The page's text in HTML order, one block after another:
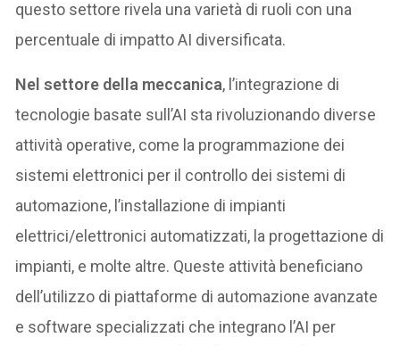
questo settore rivela una varietà di ruoli con una
percentuale di impatto AI diversificata.
Nel settore della meccanica, l’integrazione di
tecnologie basate sull’AI sta rivoluzionando diverse
attività operative, come la programmazione dei
sistemi elettronici per il controllo dei sistemi di
automazione, l’installazione di impianti
elettrici/elettronici automatizzati, la progettazione di
impianti, e molte altre. Queste attività beneficiano
dell’utilizzo di piattaforme di automazione avanzate
e software specializzati che integrano l’AI per